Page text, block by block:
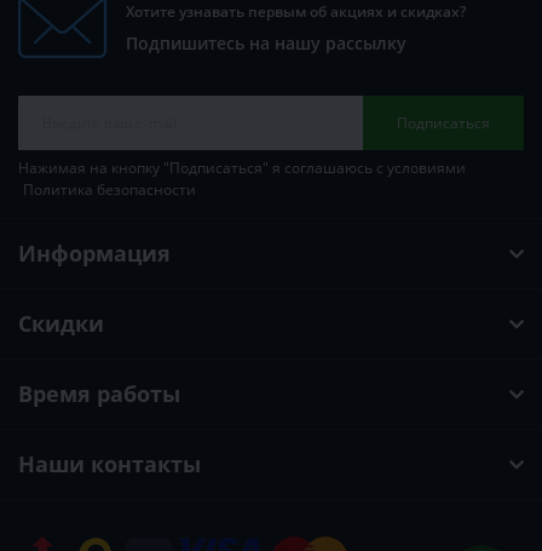
Хотите узнавать первым об акциях и скидках?
Подпишитесь на нашу рассылку
Подписаться
Нажимая на кнопку "Подписаться" я соглашаюсь с условиями
Политика безопасности
Информация
Скидки
Время работы
Наши контакты